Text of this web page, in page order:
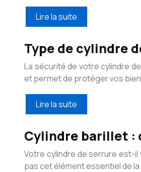
Lire la suite
Type de cylindre
La sécurité de votre cylindre
et permet de protéger vos
Lire la suite
Cylindre barillet :
Votre cylindre de serrure est-il
pas cet élément essentiel de